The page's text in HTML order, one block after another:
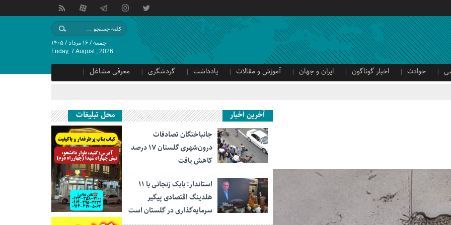
جمعه / ۱۶ مرداد / ۱۴۰۵
Friday, 7 August , 2026
حوادث اخبار گوناگون ایران و جهان آموزش و مقالات یادداشت گردشگری
معرفی مشاغل
آخرین اخبار
جانباختگان تصادفات
درون‌شهری گلستان ۱۷ درصد
کاهش یافت
استاندار: بابک زنجانی با ۱۱
هلدینگ اقتصادی پیگیر
سرمایه‌گذاری در گلستان است
محل تبلیغات